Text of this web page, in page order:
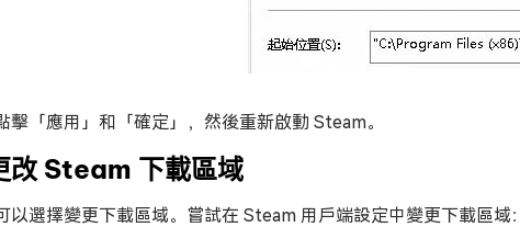
擊「應用」和「確定」，然後重新啟動 Steam。
改 Steam 下載區域
以選擇變更下載區域。嘗試在 Steam 用戶端設定中變更下載區域：